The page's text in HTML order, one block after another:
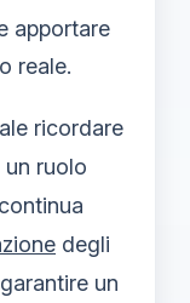
apportare
reale.
ricordare
ruolo
degli
un